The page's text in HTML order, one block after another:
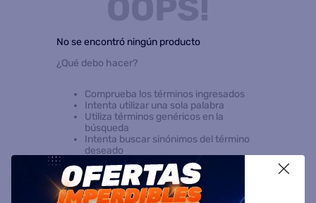
OOPS!
No se encontró ningún producto
¿Qué debo hacer?
Comprueba los términos ingresados
Intenta utilizar una sola palabra
Utiliza términos genéricos en la
búsqueda
Intenta buscar sinónimos del término
deseado
X
9.